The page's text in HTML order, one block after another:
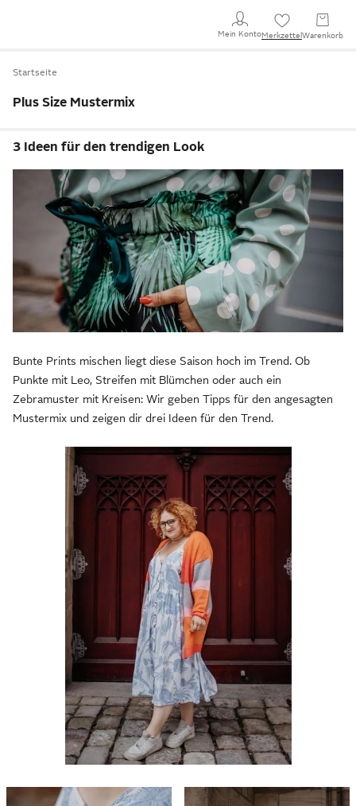
Mein KontoMerkzettel Warenkorb
Startseite
Plus Size Mustermix
3 Ideen für den trendigen Look
Bunte Prints mischen liegt diese Saison hoch im Trend. Ob
Punkte mit Leo, Streifen mit Blümchen oder auch ein
Zebramuster mit Kreisen: Wir geben Tipps für den angesagten
Mustermix und zeigen dir drei Ideen für den Trend.